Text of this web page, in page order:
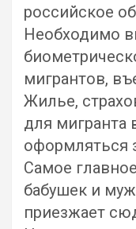
российское
Необходимо
мигрантов,
Жилье,
для
оформляться
Самое
бабушек и
приезжает